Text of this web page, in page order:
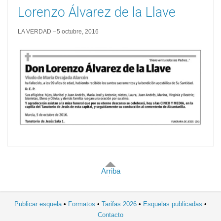
Lorenzo Álvarez de la Llave
LA VERDAD 5 octubre, 2016
Arriba
Publicar esquela Formatos Tarifas 2026
Esquelas publicadas
Contacto